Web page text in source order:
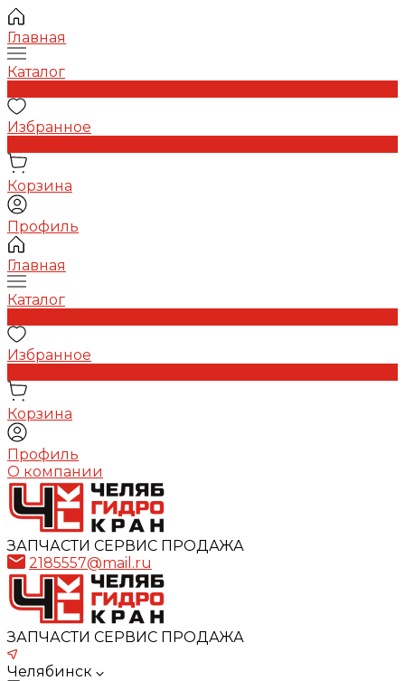
Главная
Каталог
Избранное
Корзина
Профиль
Главная
Каталог
Избранное
Корзина
Профиль
О компании
ЗАПЧАСТИ СЕРВИС ПРОДАЖА
2185557@mail.ru
ЗАПЧАСТИ СЕРВИС ПРОДАЖА
Челябинск